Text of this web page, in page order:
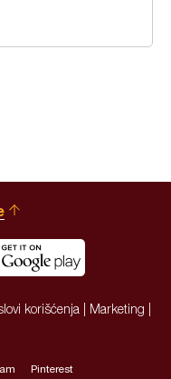
korišćenja Marketing
Pinterest